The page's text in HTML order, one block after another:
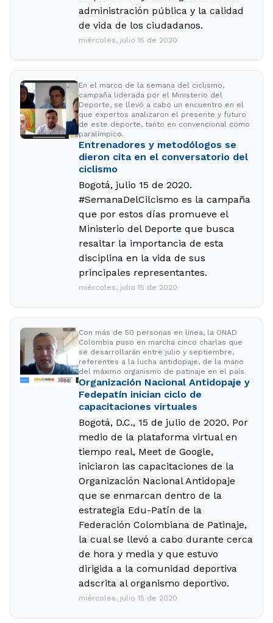
administración pública y la calidad
de vida de los ciudadanos.
miércoles, julio 15 de 2020
En el marco de la semana del ciclismo,
campaña liderada por el Ministerio del
Deporte, se llevó a cabo un encuentro en el
que expertos analizaron el presente y futuro
de este deporte, tanto en convencional como
paralímpico.
Entrenadores y metodólogos se
dieron cita en el conversatorio del
ciclismo
Bogotá, julio 15 de 2020.
#SemanaDelCilcismo es la campaña
que por estos días promueve el
Ministerio del Deporte que busca
resaltar la importancia de esta
disciplina en la vida de sus
principales representantes.
miércoles, julio 15 de 2020
Con más de 50 personas en línea, la ONAD
Colombia puso en marcha cinco charlas que
se desarrollarán entre julio y septiembre,
referentes a la lucha antidopaje, de la mano
del máximo organismo de patinaje en el país.
Organización Nacional Antidopaje y
Fedepatín inician ciclo de
capacitaciones virtuales
Bogotá, D.C., 15 de julio de 2020. Por
medio de la plataforma virtual en
tiempo real, Meet de Google,
iniciaron las capacitaciones de la
Organización Nacional Antidopaje
que se enmarcan dentro de la
estrategia Edu-Patín de la
Federación Colombiana de Patinaje,
la cual se llevó a cabo durante cerca
de hora y media y que estuvo
dirigida a la comunidad deportiva
adscrita al organismo deportivo.
miércoles, julio 15 de 2020